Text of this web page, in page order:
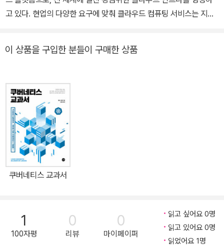
고 있다. 현업의 다양한 요구에 맞춰 클라우드 컴퓨팅 서비스는 지속
기 위해서는 서비스를 잘 이해하고 나에게 필요한 서비스를 적절히
킹, 부하분산, 스토리지, 데이터베이스 등 실제 많이 사용하는 서비스
를 중심으로 AWS가 제공하는 서비스를 설명한다. 기본 서비스 외에
도 고급 네트워킹 서비스와 실전 프로젝트를 수록해 기본부터 실전까
지 모두 익힐 수 있다. 무엇보다 AWS 기본 개념과 핵심 기능을 ‘직접
손으로 따라 하면서’ 공부할 수 있게 매 장마다 실습 코너를 넣었으며,
학습한 뒤에 다시 복기할 수 있게 ‘요약’ 코너도 넣어서 제대로 공부하
고 싶은 사람에게 안성맞춤인 책이다. 한 번 읽어보고 내려놓는 게 아
닌, 실전형으로 입문하고 싶다면 이 책으로 시작해보길 강력하게 추
이 상품을 구입한 분들이 구매한 상품
쿠버네티스 교과서
1
100자평
0
리뷰
0
마이페이퍼
읽고 싶어요 0명
읽고 있어요 0명
읽었어요 1명